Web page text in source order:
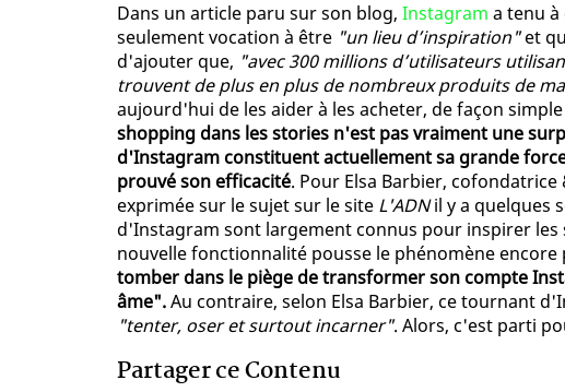
Dans un article paru sur son blog, Instagram a tenu à
seulement vocation à être "un lieu d’inspiration"et
d'ajouter que, "avec 300 millions d’utilisateurs
trouvent de plus en plus de nombreux produits de
aujourd'hui de les aider à les acheter, de façon
shopping dans les stories n'est pas vraiment une
d'Instagram constituent actuellement sa grande
prouvé son efficacité. Pour Elsa Barbier,
exprimée sur le sujet sur le site L'ADNil y a quelques
d'Instagram sont largement connus pour inspirer
nouvelle fonctionnalité pousse le phénomène encore
tomber dans le piège de transformer son compte
âme".Au contraire, selon Elsa Barbier, ce tournant
"tenter, oser et surtout incarner". Alors, c'est parti
Partager ce Contenu